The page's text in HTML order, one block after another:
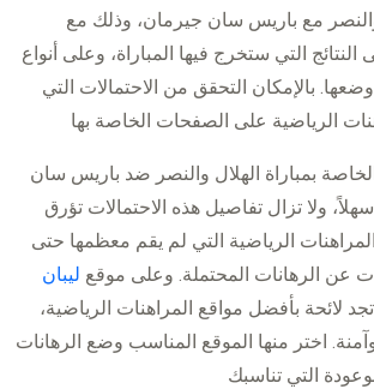
والنصر مع باريس سان جيرمان، وذلك مع
النتائج التي ستخرج فيها المباراة، وعلى أنواع
بالإمكان التحقق من الاحتمالات التي
بمباراة الهلال والنصر ضد باريس سان
ولا تزال تفاصيل هذه الاحتمالات تؤرق
الرياضية التي لم يقم معظمها حتى
عن الرهانات المحتملة. وعلى موقع ليبان
لائحة بأفضل مواقع المراهنات الرياضية،
اختر منها الموقع المناسب وضع الرهانات